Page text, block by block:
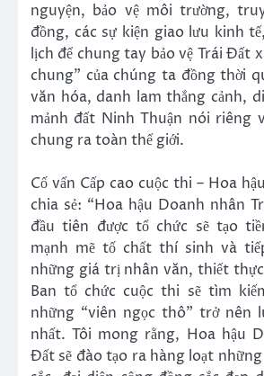
nguyện, bảo vệ môi trường,
đồng, các sự kiện giao lưu kinh
lịch để chung tay bảo vệ Trái Đất
chung” của chúng ta đồng thời
văn hóa, danh lam thắng cảnh,
mảnh đất Ninh Thuận nói riêng
chung ra toàn thế giới.
Cố vấn Cấp cao cuộc thi – Hoa
chia sẻ: “Hoa hậu Doanh nhân
đầu tiên được tổ chức sẽ tạo
mạnh mẽ tố chất thí sinh và
những giá trị nhân văn, thiết
Ban tổ chức cuộc thi sẽ tìm
những “viên ngọc thô” trở nên
nhất. Tôi mong rằng, Hoa hậu
Đất sẽ đào tạo ra hàng loạt